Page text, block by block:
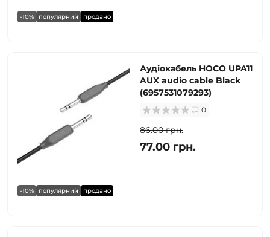
-10% популярний продано
-10% популярний продано
Аудіокабель HOCO UPA11
AUX audio cable Black
(6957531079293)
0
86.00 грн.
77.00 грн.